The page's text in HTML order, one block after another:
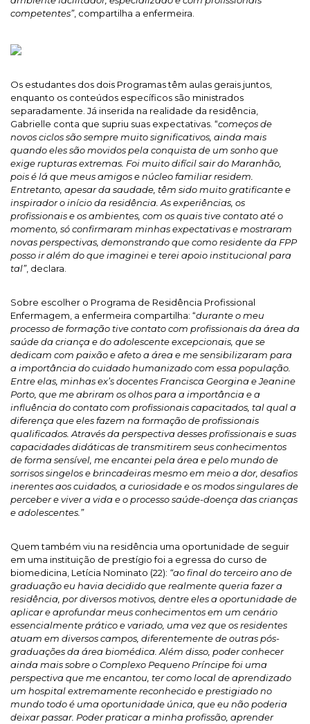
competentes”, compartilha a enfermeira.
Os estudantes dos dois Programas têm aulas gerais juntos,
enquanto os conteúdos específicos são ministrados
separadamente. Já inserida na realidade da residência,
Gabrielle conta que supriu suas expectativas. “começos de
novos ciclos são sempre muito significativos, ainda mais
quando eles são movidos pela conquista de um sonho que
exige rupturas extremas. Foi muito difícil sair do Maranhão,
pois é lá que meus amigos e núcleo familiar residem.
Entretanto, apesar da saudade, têm sido muito gratificante e
inspirador o início da residência. As experiências, os
profissionais e os ambientes, com os quais tive contato até o
momento, só confirmaram minhas expectativas e mostraram
novas perspectivas, demonstrando que como residente da FPP
posso ir além do que imaginei e terei apoio institucional para
tal”, declara.
Sobre escolher o Programa de Residência Profissional
Enfermagem, a enfermeira compartilha: “durante o meu
processo de formação tive contato com profissionais da área da
saúde da criança e do adolescente excepcionais, que se
dedicam com paixão e afeto a área e me sensibilizaram para
a importância do cuidado humanizado com essa população.
Entre elas, minhas ex’s docentes Francisca Georgina e Jeanine
Porto, que me abriram os olhos para a importância e a
influência do contato com profissionais capacitados, tal qual a
diferença que eles fazem na formação de profissionais
qualificados. Através da perspectiva desses profissionais e suas
capacidades didáticas de transmitirem seus conhecimentos
de forma sensível, me encantei pela área e pelo mundo de
sorrisos singelos e brincadeiras mesmo em meio a dor, desafios
inerentes aos cuidados, a curiosidade e os modos singulares de
perceber e viver a vida e o processo saúde-doença das crianças
e adolescentes.”
Quem também viu na residência uma oportunidade de seguir
em uma instituição de prestígio foi a egressa do curso de
biomedicina, Letícia Nominato (22): “ao final do terceiro ano de
graduação eu havia decidido que realmente queria fazer a
residência, por diversos motivos, dentre eles a oportunidade de
aplicar e aprofundar meus conhecimentos em um cenário
essencialmente prático e variado, uma vez que os residentes
atuam em diversos campos, diferentemente de outras pós-
graduações da área biomédica. Além disso, poder conhecer
ainda mais sobre o Complexo Pequeno Príncipe foi uma
perspectiva que me encantou, ter como local de aprendizado
um hospital extremamente reconhecido e prestigiado no
mundo todo é uma oportunidade única, que eu não poderia
deixar passar. Poder praticar a minha profissão, aprender